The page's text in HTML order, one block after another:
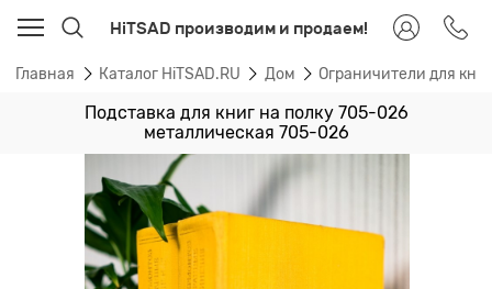
HiTSAD производим и продаем!
Главная Каталог HiTSAD.RU Дом Ограничители для
Подставка для книг на полку 705-026
металлическая 705-026